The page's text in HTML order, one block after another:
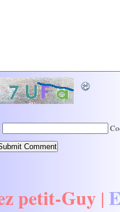
petit-Guy |